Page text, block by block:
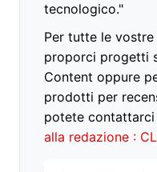
tecnologico."
Per tutte le
proporci progetti
Content oppure
prodotti per
potete
alla redazione :